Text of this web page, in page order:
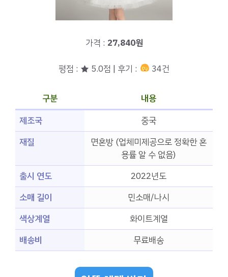
가격 : 27,840원
평점 : ★ 5.0점 | 후기 : 34건
구분
내용
제조국
중국
재질
면혼방 (업체미제공으로 정확한 혼
용률 알 수 없음)
출시 연도
2022년도
소매 길이
민소매/나시
색상계열
화이트계열
배송비
무료배송